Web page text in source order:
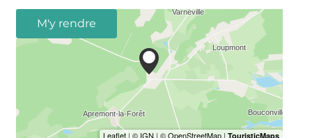
M'y rendre